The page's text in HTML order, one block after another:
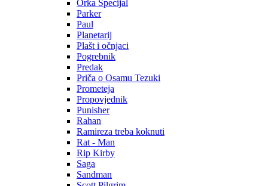
Orka Specijal
Parker
Paul
Planetarij
Plašt i očnjaci
Pogrebnik
Predak
Priča o Osamu Tezuki
Prometeja
Propovjednik
Punisher
Rahan
Ramireza treba koknuti
Rat - Man
Rip Kirby
Saga
Sandman